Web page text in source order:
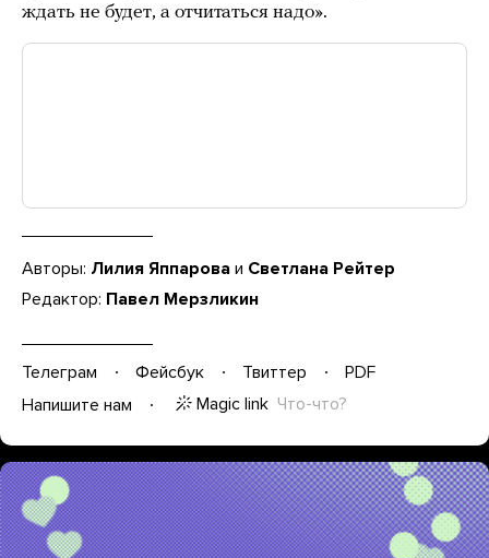
ждать не будет, а отчитаться надо».
Авторы: Лилия Яппарова и Светлана Рейтер
Редактор: Павел Мерзликин
Телеграм Фейсбук Твиттер
PDF
Напишите нам
Magic link Что-что?